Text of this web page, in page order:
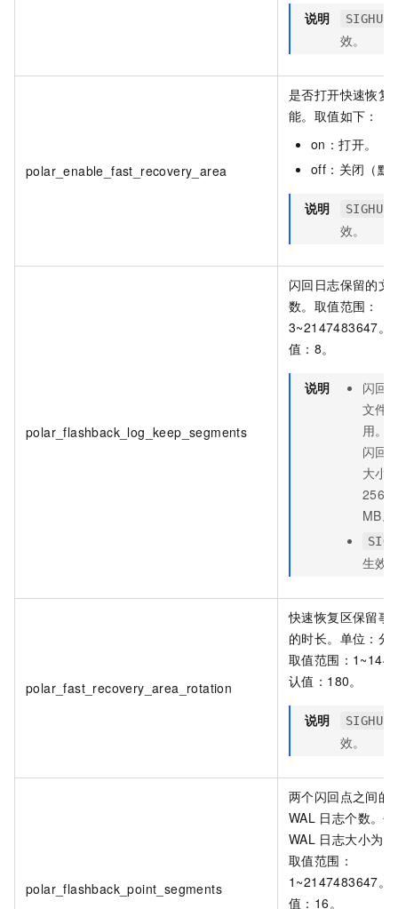
说明 SIGHUP
效。
polar_enable_fast_recovery_area
是否打开快速恢复
能。取值如下：
on：打开。
off：关闭（默
说明 SIGHUP
效。
polar_flashback_log_keep_segments
闪回日志保留的文
数。取值范围：
3~2147483647。
值：8。
说明
闪回
文件
用。
闪回
大小
256
MB。
生效
polar_fast_recovery_area_rotation
快速恢复区保留事
的时长。单位：分
取值范围：
认值：180。
说明 SIGHUP
效。
polar_flashback_point_segments
两个闪回点之间的
WAL 日志个数。
WAL 日志大小为
取值范围：
1~2147483647。
值：16。